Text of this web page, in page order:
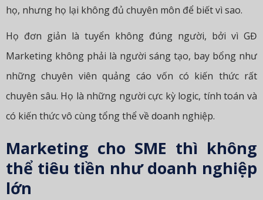
họ, nhưng họ lại không đủ chuyên môn để biết vì sao.
Họ đơn giản là tuyển không đúng người, bởi vì GĐ
Marketing không phải là người sáng tạo, bay bổng như
những chuyên viên quảng cáo vốn có kiến thức rất
chuyên sâu. Họ là những người cực kỳ logic, tính toán và
có kiến thức vô cùng tổng thể về doanh nghiệp.
Marketing cho SME thì không
thể tiêu tiền như doanh nghiệp
lớn